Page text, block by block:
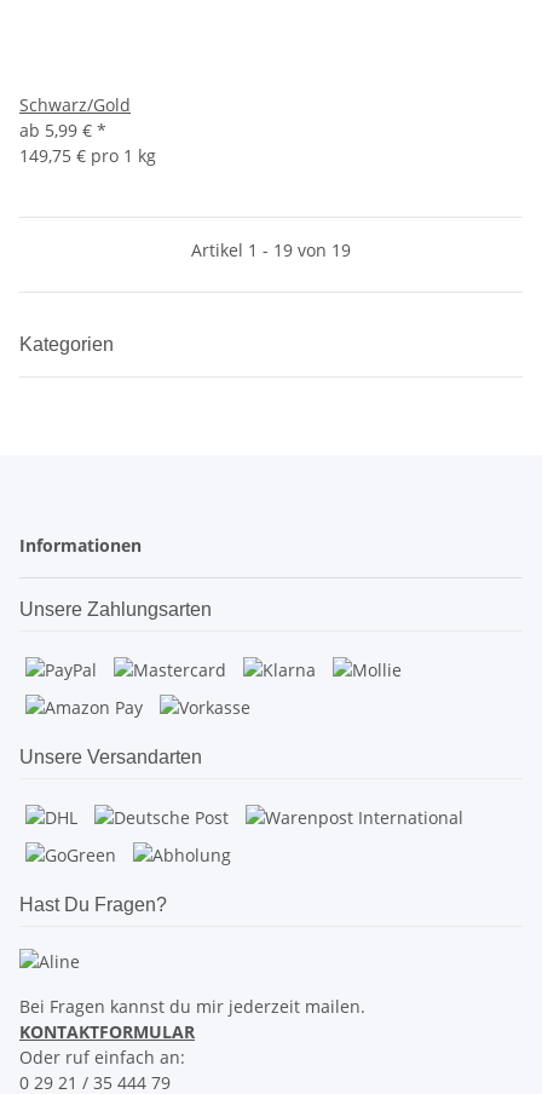
Schwarz/Gold
ab 5,99 € *
149,75 € pro 1 kg
Artikel 1 - 19 von 19
Kategorien
Informationen
Unsere Zahlungsarten
Unsere Versandarten
Hast Du Fragen?
Bei Fragen kannst du mir jederzeit mailen.
KONTAKTFORMULAR
Oder ruf einfach an:
0 29 21 / 35 444 79